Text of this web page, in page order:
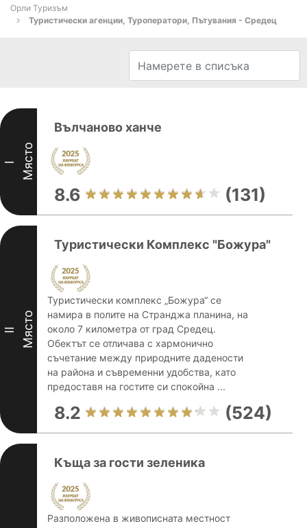
Орли Туризъм
Туристически агенции, Туроператори, Пътувания - Средец
I Място
Вълчаново ханче
8.6 (131)
II Място
Туристически Комплекс "Божура"
Туристически комплекс „Божура“ се
намира в полите на Странджа планина, на
около 7 километра от град Средец.
Обектът се отличава с хармонично
съчетание между природните дадености
на района и съвременни удобства, като
предоставя на гостите си спокойна ...
8.2 (524)
Къща за гости зеленика
Разположена в живописната местност